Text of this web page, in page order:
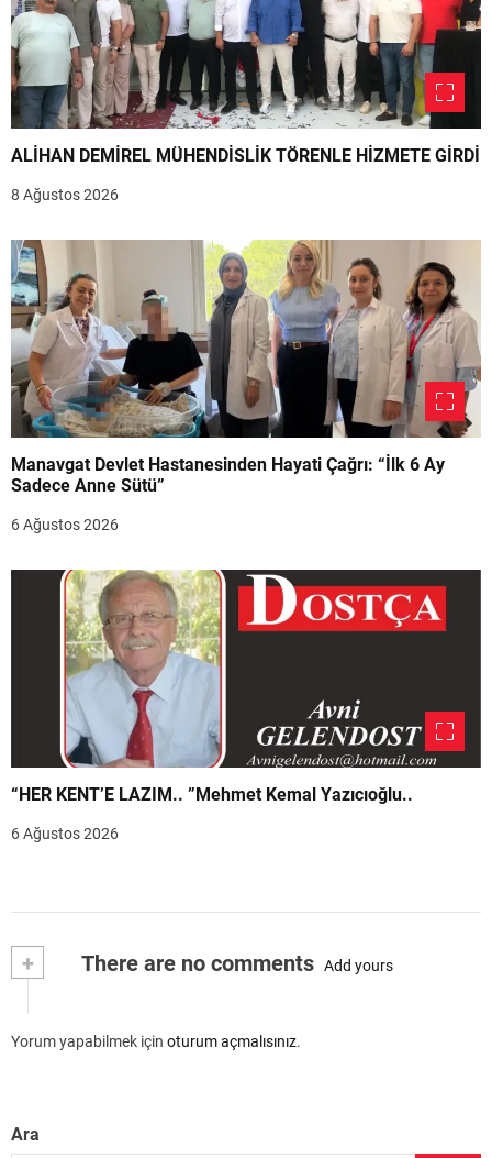
ALİHAN DEMİREL MÜHENDİSLİK TÖRENLE HİZMETE GİRDİ
8 Ağustos 2026
Manavgat Devlet Hastanesinden Hayati Çağrı: “İlk 6 Ay
Sadece Anne Sütü”
6 Ağustos 2026
“HER KENT’E LAZIM.. ”Mehmet Kemal Yazıcıoğlu..
6 Ağustos 2026
+ There are no comments Add yours
Yorum yapabilmek için oturum açmalısınız.
Ara